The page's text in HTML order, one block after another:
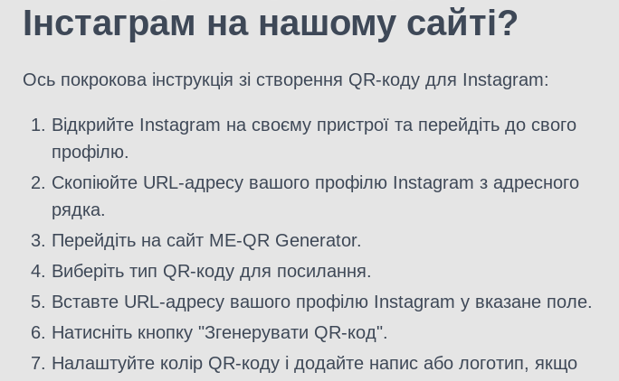
Інстаграм на нашому сайті?
Ось покрокова інструкція зі створення QR-коду для Instagram:
Відкрийте Instagram на своєму пристрої та перейдіть до свого
профілю.
Скопіюйте URL-адресу вашого профілю Instagram з адресного
рядка.
Перейдіть на сайт ME-QR Generator.
Виберіть тип QR-коду для посилання.
Вставте URL-адресу вашого профілю Instagram у вказане поле.
Натисніть кнопку "Згенерувати QR-код".
Налаштуйте колір QR-коду і додайте напис або логотип, якщо